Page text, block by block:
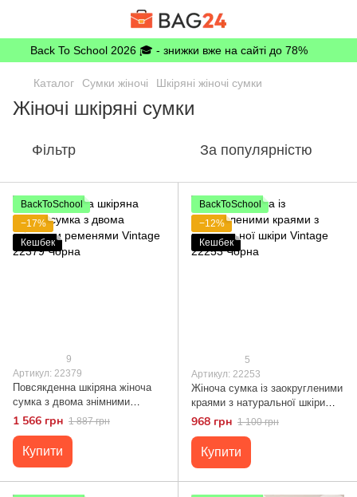
Back To School 2026 🎓 - знижки вже на сайті до 78%
Каталог Сумки жіночі Шкіряні жіночі сумки
Жіночі шкіряні сумки
Фільтр За популярністю
BackToSchool
−17%
Кешбек
9
Артикул: 22379
Повсякденна шкіряна жіноча
сумка з двома знімними
ременями Vintage 22379 Чорна
1 566 грн 1 887 грн
Купити
BackToSchool
−12%
Кешбек
5
Артикул: 22253
Жіноча сумка із заокругленими
краями з натуральної шкіри
Vintage 22253 Чорна
968 грн 1 100 грн
Купити